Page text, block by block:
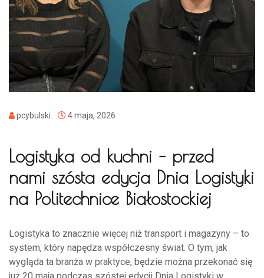
pcybulski 4 maja, 2026
Logistyka od kuchni – przed
nami szósta edycja Dnia Logistyki
na Politechnice Białostockiej
Logistyka to znacznie więcej niż transport i magazyny – to
system, który napędza współczesny świat. O tym, jak
wygląda ta branża w praktyce, będzie można przekonać się